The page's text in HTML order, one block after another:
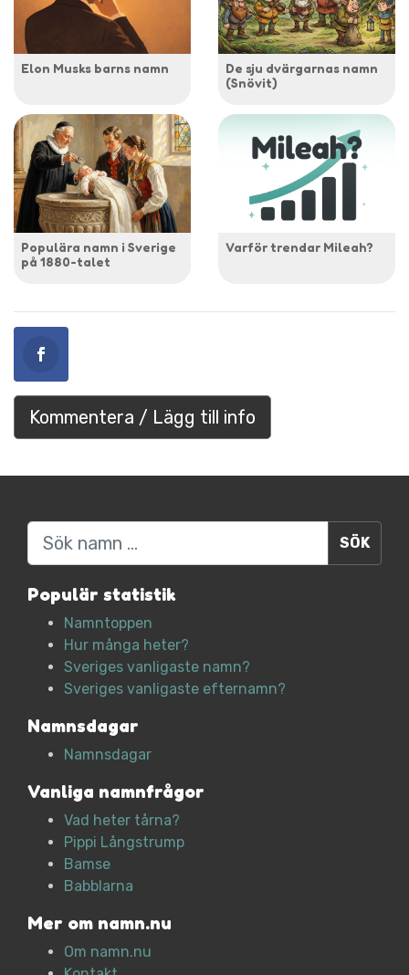
Elon Musks barns namn
De sju dvärgarnas namn
(Snövit)
Populära namn i Sverige
på 1880-talet
Varför trendar Mileah?
Kommentera / Lägg till info
Sök
Populär statistik
Namntoppen
Hur många heter?
Sveriges vanligaste namn?
Sveriges vanligaste efternamn?
Namnsdagar
Namnsdagar
Vanliga namnfrågor
Vad heter tårna?
Pippi Långstrump
Bamse
Babblarna
Mer om namn.nu
Om namn.nu